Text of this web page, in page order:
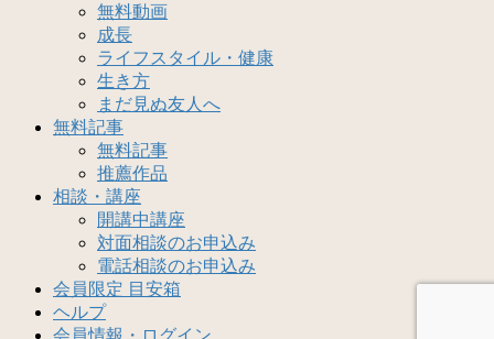
無料動画
成長
ライフスタイル・健康
生き方
まだ見ぬ友人へ
無料記事
無料記事
推薦作品
相談・講座
開講中講座
対面相談のお申込み
電話相談のお申込み
会員限定 目安箱
ヘルプ
会員情報・ログイン